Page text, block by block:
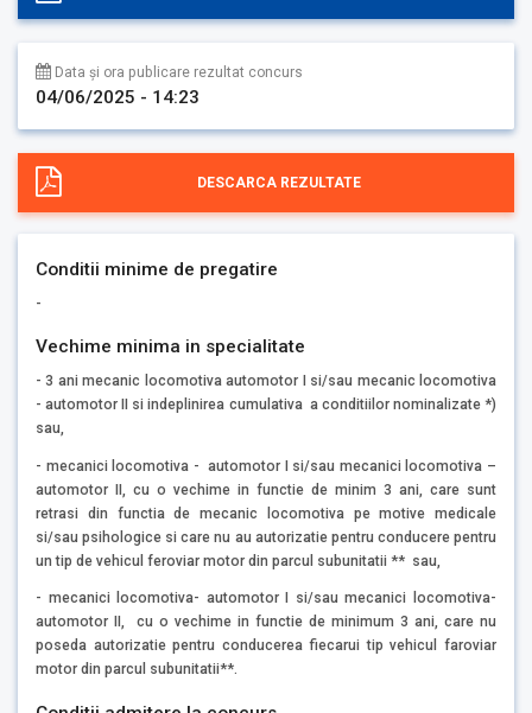
Data și ora publicare rezultat concurs
04/06/2025 - 14:23
DESCARCA REZULTATE
Conditii minime de pregatire
-
Vechime minima in specialitate
- 3 ani mecanic locomotiva automotor I si/sau mecanic locomotiva
- automotor II si indeplinirea cumulativa a conditiilor nominalizate *)
sau,
- mecanici locomotiva - automotor I si/sau mecanici locomotiva –
automotor II, cu o vechime in functie de minim 3 ani, care sunt
retrasi din functia de mecanic locomotiva pe motive medicale
si/sau psihologice si care nu au autorizatie pentru conducere pentru
un tip de vehicul feroviar motor din parcul subunitatii ** sau,
- mecanici locomotiva- automotor I si/sau mecanici locomotiva-
automotor II, cu o vechime in functie de minimum 3 ani, care nu
poseda autorizatie pentru conducerea fiecarui tip vehicul faroviar
motor din parcul subunitatii**.